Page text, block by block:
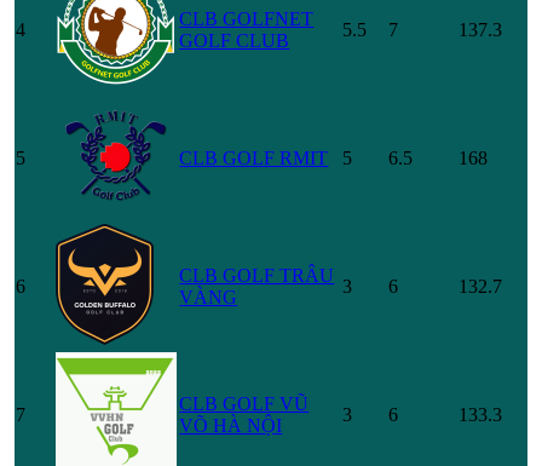
4
CLB GOLFNET
GOLF CLUB
5.5 7 137.3
5 CLB GOLF RMIT 5 6.5 168
6
CLB GOLF TRÂU
VÀNG
3 6 132.7
7
CLB GOLF VŨ
VÕ HÀ NỘI
3 6 133.3